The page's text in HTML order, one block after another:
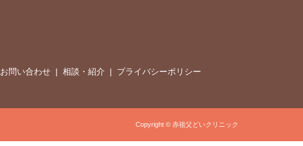
お問い合わせ 相談・紹介 プライバシーポリシー
Copyright © 赤祖父どいクリニック